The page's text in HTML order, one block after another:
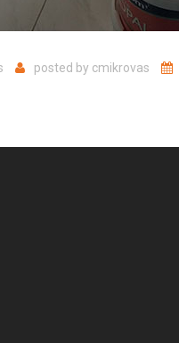
posted by cmikrovas